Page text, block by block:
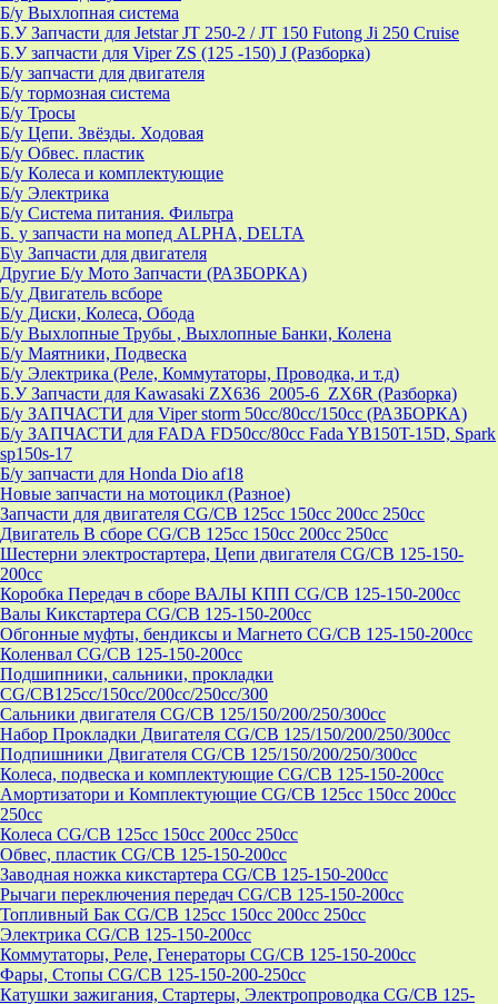
Б/у Выхлопная система
Б.У Запчасти для Jetstar JT 250-2 / JT 150 Futong Ji 250 Cruise
Б.У запчасти для Viper ZS (125 -150) J (Разборка)
Б/у запчасти для двигателя
Б/у тормозная система
Б/у Тросы
Б/у Цепи. Звёзды. Ходовая
Б/у Обвес. пластик
Б/у Колеса и комплектующие
Б/у Электрика
Б/у Система питания. Фильтра
Б. у запчасти на мопед ALPHA, DELTA
Б\у Запчасти для двигателя
Другие Б/у Мото Запчасти (РАЗБОРКА)
Б/у Двигатель всборе
Б/у Диски, Колеса, Обода
Б/у Выхлопные Трубы , Выхлопные Банки, Колена
Б/у Маятники, Подвеска
Б/у Электрика (Реле, Коммутаторы, Проводка, и т.д)
Б.У Запчасти для Kawasaki ZX636_2005-6_ZX6R (Разборка)
Б/у ЗАПЧАСТИ для Viper storm 50cc/80cc/150cc (РАЗБОРКА)
Б/у ЗАПЧАСТИ для FADA FD50cc/80cc Fada YB150T-15D, Spark
sp150s-17
Б/у запчасти для Honda Dio af18
Новые запчасти на мотоцикл (Разное)
Запчасти для двигателя CG/CB 125cc 150cc 200cc 250cc
Двигатель В сборе CG/CB 125cc 150cc 200cc 250cc
Шестерни электростартера, Цепи двигателя CG/CB 125-150-
200cc
Коробка Передач в сборе ВАЛЫ КПП CG/CB 125-150-200cc
Валы Кикстартера CG/CB 125-150-200cc
Обгонные муфты, бендиксы и Магнето CG/CB 125-150-200cc
Коленвал CG/CB 125-150-200cc
Подшипники, сальники, прокладки
CG/CB125сс/150cc/200cc/250cc/300
Сальники двигателя CG/CB 125/150/200/250/300cc
Набор Прокладки Двигателя CG/CB 125/150/200/250/300cc
Подпишники Двигателя CG/CB 125/150/200/250/300cc
Колеса, подвеска и комплектующие CG/CB 125-150-200cc
Амортизатори и Комплектующие CG/CB 125cc 150cc 200cc
250cc
Колеса CG/CB 125cc 150cc 200cc 250cc
Обвес, пластик CG/CB 125-150-200cc
Заводная ножка кикстартера CG/CB 125-150-200cc
Рычаги переключения передач CG/CB 125-150-200cc
Топливный Бак CG/CB 125cc 150cc 200cc 250cc
Электрика CG/CB 125-150-200cc
Коммутаторы, Реле, Генераторы CG/CB 125-150-200cc
Фары, Стопы CG/CB 125-150-200-250cc
Катушки зажигания, Стартеры, Электропроводка CG/CB 125-